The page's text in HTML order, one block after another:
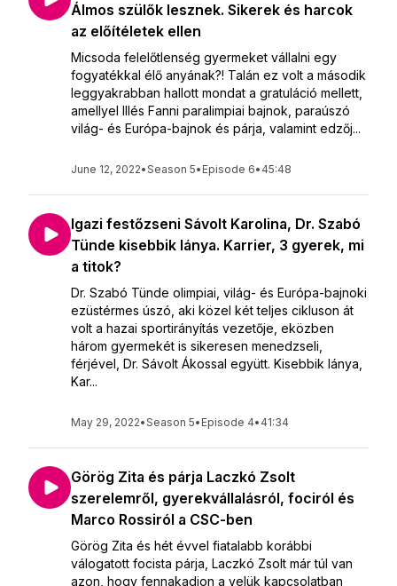
Álmos szülők lesznek. Sikerek és harcok
az előítéletek ellen
Micsoda felelőtlenség gyermeket vállalni egy
fogyatékkal élő anyának?! Talán ez volt a második
leggyakrabban hallott mondat a gratuláció mellett,
amellyel Illés Fanni paralimpiai bajnok, paraúszó
világ- és Európa-bajnok és párja, valamint edzőj...
June 12, 2022•Season 5• Episode 6• 45:48
Igazi festőzseni Sávolt Karolina, Dr. Szabó
Tünde kisebbik lánya. Karrier, 3 gyerek, mi
a titok?
Dr. Szabó Tünde olimpiai, világ- és Európa-bajnoki
ezüstérmes úszó, aki közel két teljes cikluson át
volt a hazai sportirányítás vezetője, eközben
három gyermekét is sikeresen menedzseli,
férjével, Dr. Sávolt Ákossal együtt. Kisebbik lánya,
Kar...
May 29, 2022•Season 5• Episode 4• 41:34
Görög Zita és párja Laczkó Zsolt
szerelemről, gyerekvállalásról, fociról és
Marco Rossiról a CSC-ben
Görög Zita és hét évvel fiatalabb korábbi
válogatott focista párja, Laczkó Zsolt már túl van
azon, hogy fennakadjon a velük kapcsolatban